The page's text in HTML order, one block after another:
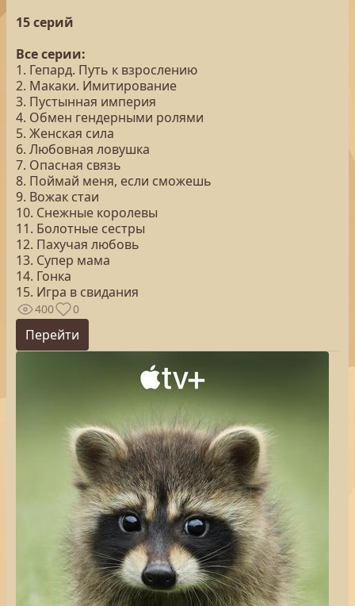
15 серий
Все серии:
1. Гепард. Путь к взрослению
2. Макаки. Имитирование
3. Пустынная империя
4. Обмен гендерными ролями
5. Женская сила
6. Любовная ловушка
7. Опасная связь
8. Поймай меня, если сможешь
9. Вожак стаи
10. Снежные королевы
11. Болотные сестры
12. Пахучая любовь
13. Супер мама
14. Гонка
15. Игра в свидания
400 0
Перейти